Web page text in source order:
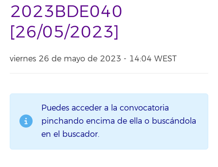
2023BDE040
[26/05/2023]
viernes 26 de mayo de 2023 - 14:04 WEST
Puedes acceder a la convocatoria
pinchando encima de ella o buscándola
en el buscador.